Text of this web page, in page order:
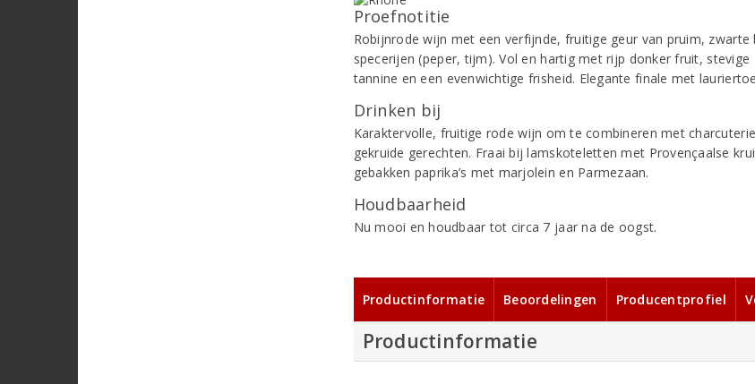
Proefnotitie
Robijnrode wijn met een verfijnde, fruitige geur van pruim, zwarte
specerijen (peper, tijm). Vol en hartig met rijp donker fruit, stevige
tannine en een evenwichtige frisheid. Elegante finale met
Drinken bij
Karaktervolle, fruitige rode wijn om te combineren met
gekruide gerechten. Fraai bij lamskoteletten met Provençaalse
gebakken paprika’s met marjolein en Parmezaan.
Houdbaarheid
Nu mooi en houdbaar tot circa 7 jaar na de oogst.
Productinformatie Beoordelingen Producentprofiel
Productinformatie